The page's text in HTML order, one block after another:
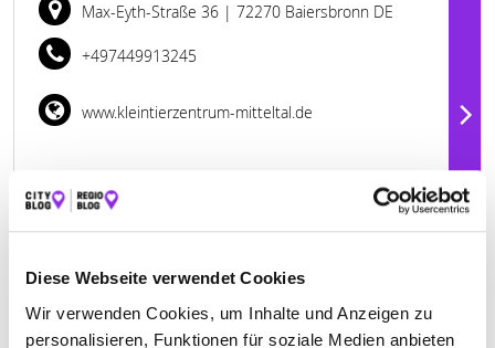
Diese Webseite verwendet Cookies
Wir verwenden Cookies, um Inhalte und Anzeigen zu
personalisieren, Funktionen für soziale Medien anbieten
Max-Eyth-Straße 36 | 72270 Baiersbronn DE
+497449913245
www.kleintierzentrum-mitteltal.de